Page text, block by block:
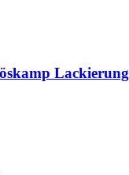
Lackierung